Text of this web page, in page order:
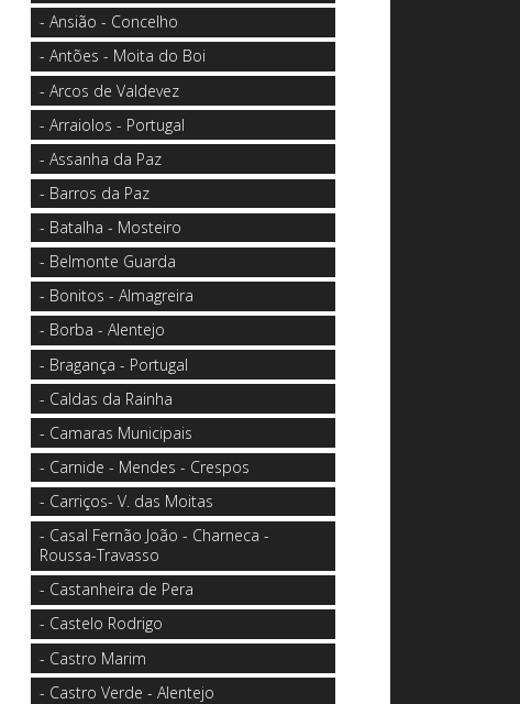
- Ansião - Concelho
- Antões - Moita do Boi
- Arcos de Valdevez
- Arraiolos - Portugal
- Assanha da Paz
- Barros da Paz
- Batalha - Mosteiro
- Belmonte Guarda
- Bonitos - Almagreira
- Borba - Alentejo
- Bragança - Portugal
- Caldas da Rainha
- Camaras Municipais
- Carnide - Mendes - Crespos
- Carriços- V. das Moitas
- Casal Fernão João - Charneca -
Roussa-Travasso
- Castanheira de Pera
- Castelo Rodrigo
- Castro Marim
- Castro Verde - Alentejo